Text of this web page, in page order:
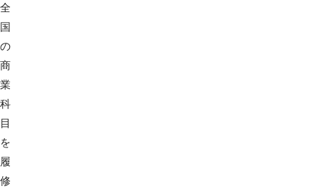
全
国
の
商
業
科
目
を
履
修